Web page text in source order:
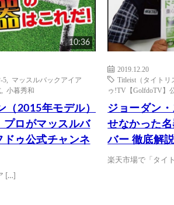
10:36
5
マッスルバックアイア
小暮秀和
2015年モデル）
プロがマッスルバ
ドゥ公式チャンネ
[…]
2019.12.20
Titleist（タイトリ
ゥ!TV【GolfdoTV】
ジョーダン
せなかった
バー 徹底解
楽天市場で「タイ